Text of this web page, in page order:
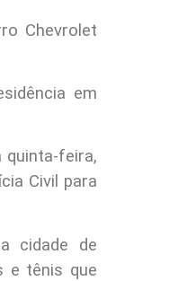
Chevrolet
em
quinta-feira,
Civil para
cidade de
e tênis que